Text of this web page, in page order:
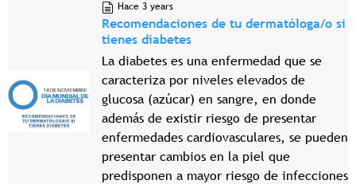
Hace 3 years
Recomendaciones de tu dermatóloga/o si
tienes diabetes
La diabetes es una enfermedad que se
caracteriza por niveles elevados de
glucosa (azúcar) en sangre, en donde
además de existir riesgo de presentar
enfermedades cardiovasculares, se pueden
presentar cambios en la piel que
predisponen a mayor riesgo de infecciones